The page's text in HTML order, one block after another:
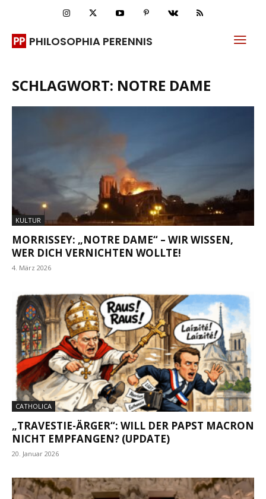
PHILOSOPHIA PERENNIS
SCHLAGWORT: NOTRE DAME
KULTUR
MORRISSEY: „NOTRE DAME“ – WIR WISSEN,
WER DICH VERNICHTEN WOLLTE!
4. März 2026
CATHOLICA
„TRAVESTIE-ÄRGER“: WILL DER PAPST MACRON
NICHT EMPFANGEN? (UPDATE)
20. Januar 2026